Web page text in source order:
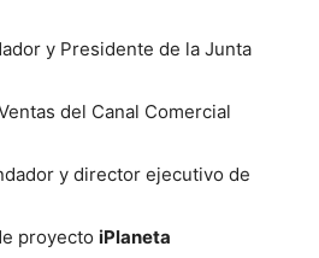
y Presidente de la Junta
del Canal Comercial
y director ejecutivo de
proyecto iPlaneta